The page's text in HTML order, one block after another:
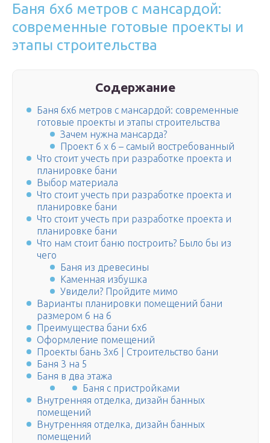
Баня 6х6 метров с мансардой:
современные готовые проекты и
этапы строительства
Содержание
Баня 6х6 метров с мансардой: современные
готовые проекты и этапы строительства
Зачем нужна мансарда?
Проект 6 х 6 – самый востребованный
Что стоит учесть при разработке проекта и
планировке бани
Выбор материала
Что стоит учесть при разработке проекта и
планировке бани
Что стоит учесть при разработке проекта и
планировке бани
Что нам стоит баню построить? Было бы из
чего
Баня из древесины
Каменная избушка
Увидели? Пройдите мимо
Варианты планировки помещений бани
размером 6 на 6
Преимущества бани 6х6
Оформление помещений
Проекты бань 3х6 | Строительство бани
Баня 3 на 5
Баня в два этажа
Баня с пристройками
Внутренняя отделка, дизайн банных
помещений
Внутренняя отделка, дизайн банных
помещений